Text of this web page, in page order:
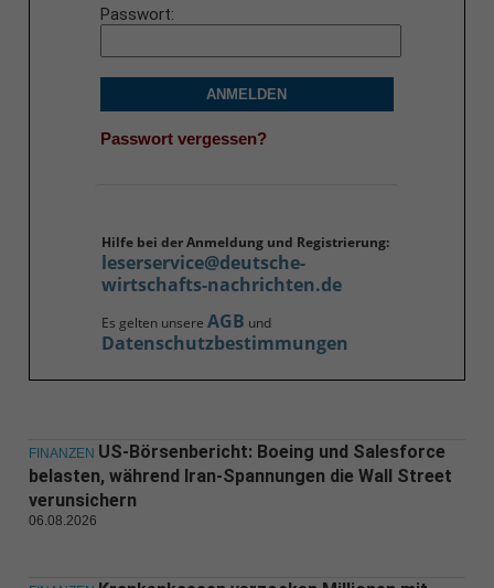
Passwort
ANMELDEN
Passwort vergessen?
Hilfe bei der Anmeldung und Registrierung:
leserservice@deutsche-
wirtschafts-nachrichten.de
Es gelten unsere AGB und
Datenschutzbestimmungen
FINANZEN US-Börsenbericht: Boeing und Salesforce
belasten, während Iran-Spannungen die Wall Street
verunsichern
06.08.2026